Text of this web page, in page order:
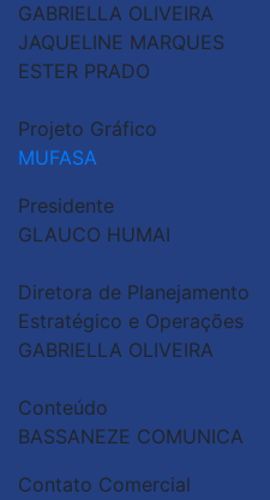
GABRIELLA OLIVEIRA
JAQUELINE MARQUES
ESTER PRADO
Projeto Gráfico
MUFASA
Presidente
GLAUCO HUMAI
Diretora de Planejamento
Estratégico e Operações
GABRIELLA OLIVEIRA
Conteúdo
BASSANEZE COMUNICA
Contato Comercial